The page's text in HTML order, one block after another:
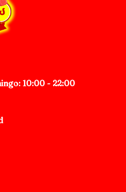
10:00 - 22:00